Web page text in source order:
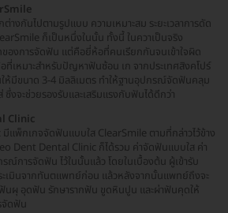
งกันไปตามรูปแบบ ความเหมาะสม ระยะเวลาการดัด
ก็เป็นหนึ่งในนั้น ทั้งนี้ ในควาเป็นจริง
ของการจัดฟัน แต่คือยี่ห้อที่คนเรียกกันจนเข้าใจผิด
เหมาะสำหรับปัญหาฟันซ้อน เก จากประเทศสิงคโปร์
ห้มีขนาด 3-4 มิลลิเมตร ทำให้ฐานอุปกรณ์จัดฟันคลุม
ซึ่งจะช่วยรองรับและเสริมแรงกับฟันได้ดีกว่า
Clinic
แพ็กเกจจัดฟันแบบใส ClearSmile ตามที่กล่าวไว้ข้าง
Dent Dental Clinic ก็ได้รวม ค่าจัดฟันแบบใส ค่า
การจัดฟัน ไว้ในนั้นแล้ว โดยในเบื้องต้น ผู้เข้ารับ
ะเมินจากทันตแพทย์ก่อน แล้วหลังจากนั้นแพทย์ถึงจะ
ฟันผุ อุดฟัน รักษารากฟัน ขูดหินปูน และผ่าฟันคุดให้
จัดฟัน